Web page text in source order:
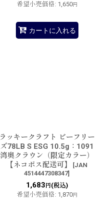
希望小売価格: 1,650円
カートに入れる
ラッキークラフト ビーフリー
ズ78LB S ESG 10.5g：1091
湾奥クラウン（限定カラー）
【ネコポス配送可】
[JAN
4514447308347]
1,683 円(税込)
希望小売価格: 1,870円